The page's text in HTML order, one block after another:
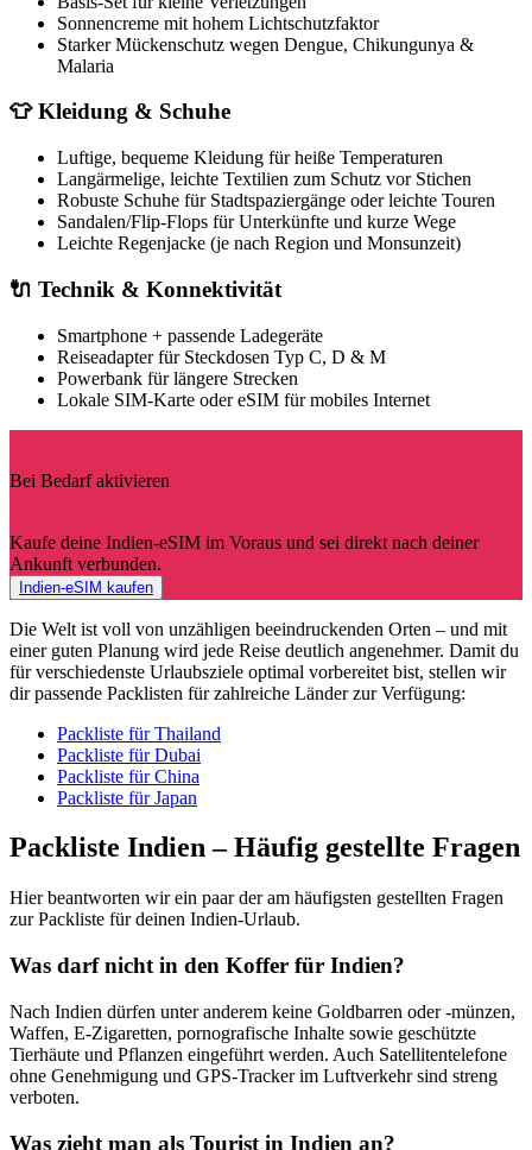
Sonnencreme mit hohem Lichtschutzfaktor
Starker Mückenschutz wegen Dengue, Chikungunya &
Malaria
👕 Kleidung & Schuhe
Luftige, bequeme Kleidung für heiße Temperaturen
Langärmelige, leichte Textilien zum Schutz vor Stichen
Robuste Schuhe für Stadtspaziergänge oder leichte Touren
Sandalen/Flip-Flops für Unterkünfte und kurze Wege
Leichte Regenjacke (je nach Region und Monsunzeit)
🔌 Technik & Konnektivität
Smartphone + passende Ladegeräte
Reiseadapter für Steckdosen Typ C, D & M
Powerbank für längere Strecken
Lokale SIM-Karte oder eSIM für mobiles Internet
Bei Bedarf aktivieren
Kaufe deine Indien-eSIM im Voraus und sei direkt nach deiner
Ankunft verbunden.
Indien-eSIM kaufen
Die Welt ist voll von unzähligen beeindruckenden Orten – und mit
einer guten Planung wird jede Reise deutlich angenehmer. Damit du
für verschiedenste Urlaubsziele optimal vorbereitet bist, stellen wir
dir passende Packlisten für zahlreiche Länder zur Verfügung:
Packliste für Thailand
Packliste für Dubai
Packliste für China
Packliste für Japan
Packliste Indien – Häufig gestellte Fragen
Hier beantworten wir ein paar der am häufigsten gestellten Fragen
zur Packliste für deinen Indien-Urlaub.
Was darf nicht in den Koffer für Indien?
Nach Indien dürfen unter anderem keine Goldbarren oder -münzen,
Waffen, E-Zigaretten, pornografische Inhalte sowie geschützte
Tierhäute und Pflanzen eingeführt werden. Auch Satellitentelefone
ohne Genehmigung und GPS-Tracker im Luftverkehr sind streng
verboten.
Was zieht man als Tourist in Indien an?